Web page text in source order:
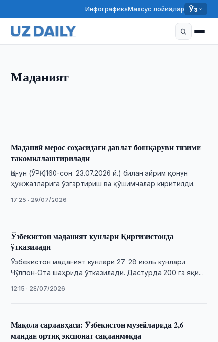
ИнфографикаМахсус лойиҳалар Ўз
Маданият
«Андижон полькаси» Гиннес рекордлар китобига
киритилиши учун 730 млн сўм ажратилди
Маданий мерос соҳасидаги давлат бошқаруви тизими
такомиллаштирилади
Қонун (ЎРҚ–1160-сон, 23.07.2026 й.) билан айрим қонун
ҳужжатларига ўзгартириш ва қўшимчалар киритилди.
17:25 · 29/07/2026
Ўзбекистон маданият кунлари Қирғизистонда
ўтказилади
Ўзбекистон маданият кунлари 27–28 июль кунлари
Чўлпон-Ота шаҳрида ўтказилади. Дастурда 200 га яқин
12:15 · 28/07/2026
Мақола сарлавҳаси: Ўзбекистон музейларида 2,6
млндан ортиқ экспонат сақланмоқда